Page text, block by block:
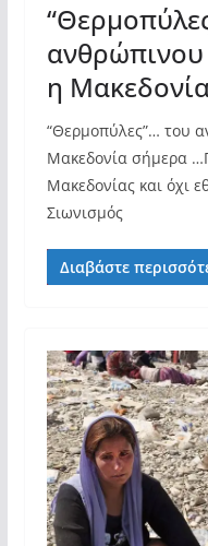
ανθρώπινου
η
“Θερμοπύλες”… του
Μακεδονία σήμερα
Μακεδονίας και όχι
Σιωνισμός
Διαβάστε